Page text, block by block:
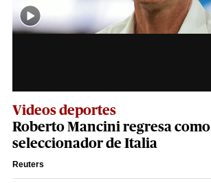
Videos deportes
Roberto Mancini regresa como
seleccionador de Italia
Reuters